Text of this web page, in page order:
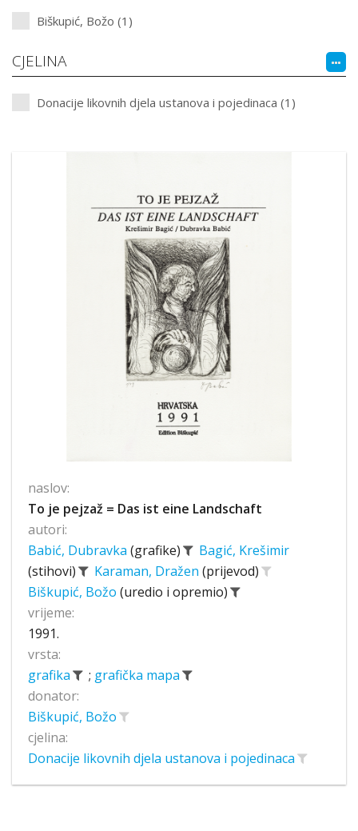
Biškupić, Božo (1)
CJELINA
Donacije likovnih djela ustanova i pojedinaca (1)
naslov:
To je pejzaž = Das ist eine Landschaft
autori:
Babić, Dubravka (grafike)
Bagić, Krešimir
(stihovi)
Karaman, Dražen (prijevod)
Biškupić, Božo (uredio i opremio)
vrijeme:
1991.
vrsta:
grafika
; grafička mapa
donator:
Biškupić, Božo
cjelina:
Donacije likovnih djela ustanova i pojedinaca